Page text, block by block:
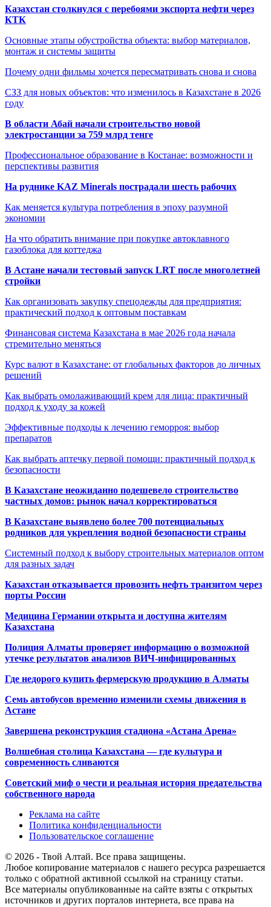
Казахстан столкнулся с перебоями экспорта нефти через
КТК
Основные этапы обустройства объекта: выбор материалов,
монтаж и системы защиты
Почему одни фильмы хочется пересматривать снова и снова
СЗЗ для новых объектов: что изменилось в Казахстане в 2026
году
В области Абай начали строительство новой
электростанции за 759 млрд тенге
Профессиональное образование в Костанае: возможности и
перспективы развития
На руднике KAZ Minerals пострадали шесть рабочих
Как меняется культура потребления в эпоху разумной
экономии
На что обратить внимание при покупке автоклавного
газоблока для коттеджа
В Астане начали тестовый запуск LRT после многолетней
стройки
Как организовать закупку спецодежды для предприятия:
практический подход к оптовым поставкам
Финансовая система Казахстана в мае 2026 года начала
стремительно меняться
Курс валют в Казахстане: от глобальных факторов до личных
решений
Как выбрать омолаживающий крем для лица: практичный
подход к уходу за кожей
Эффективные подходы к лечению геморроя: выбор
препаратов
Как выбрать аптечку первой помощи: практичный подход к
безопасности
В Казахстане неожиданно подешевело строительство
частных домов: рынок начал корректироваться
В Казахстане выявлено более 700 потенциальных
родников для укрепления водной безопасности страны
Системный подход к выбору строительных материалов оптом
для разных задач
Казахстан отказывается провозить нефть транзитом через
порты России
Медицина Германии открыта и доступна жителям
Казахстана
Полиция Алматы проверяет информацию о возможной
утечке результатов анализов ВИЧ-инфицированных
Где недорого купить фермерскую продукцию в Алматы
Семь автобусов временно изменили схемы движения в
Астане
Завершена реконструкция стадиона «Астана Арена»
Волшебная столица Казахстана — где культура и
современность сливаются
Советский миф о чести и реальная история предательства
собственного народа
Реклама на сайте
Политика конфиденциальности
Пользовательское соглашение
© 2026 - Твой Алтай. Все права защищены.
Любое копирование материалов с нашего ресурса разрешается
только с обратной активной ссылкой на страницу статьи.
Все материалы опубликованные на сайте взяты с открытых
источников и других порталов интернета, все права на